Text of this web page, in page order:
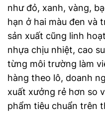
như đỏ, xanh, vàng,
hạn ở hai màu đen và
sản xuất cũng linh
nhựa chịu nhiệt, cao
từng môi trường làm
hàng theo lô, doanh
xuất xưởng rẻ hơn so
phẩm tiêu chuẩn trên